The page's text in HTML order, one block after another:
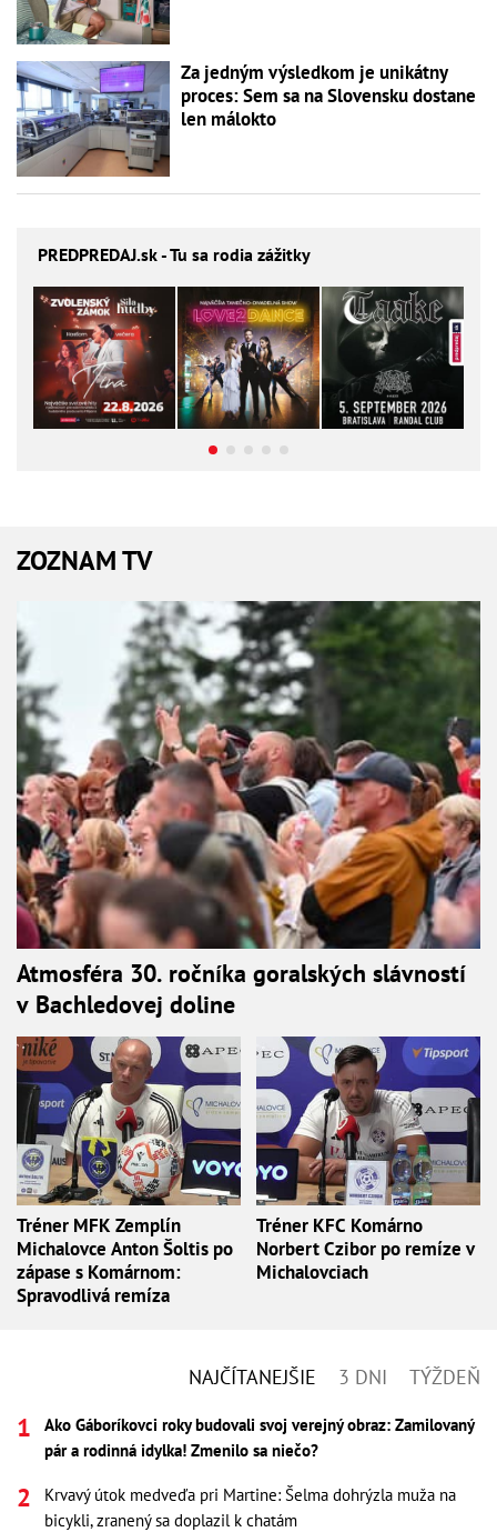
Za jedným výsledkom je unikátny
proces: Sem sa na Slovensku dostane
len málokto
PREDPREDAJ.sk - Tu sa rodia zážitky
ZOZNAM TV
Atmosféra 30. ročníka goralských slávností
v Bachledovej doline
Tréner MFK Zemplín
Michalovce Anton Šoltis po
zápase s Komárnom:
Spravodlivá remíza
Tréner KFC Komárno
Norbert Czibor po remíze v
Michalovciach
NAJČÍTANEJŠIE 3 DNI TÝŽDEŇ
Ako Gáboríkovci roky budovali svoj verejný obraz: Zamilovaný
pár a rodinná idylka! Zmenilo sa niečo?
Krvavý útok medveďa pri Martine: Šelma dohrýzla muža na
bicykli, zranený sa doplazil k chatám